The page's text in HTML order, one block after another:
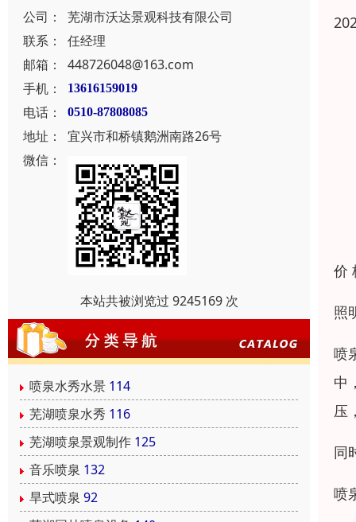
公司：
芜湖市沃达景观科技有限公司
联系：
任经理
邮箱：
448726048@163.com
手机：
13616159019
电话： 0510-87808085
地址：
宜兴市和桥镇鹅洲南路26号
微信：
本站共被浏览过 9245169 次
喷泉水秀水景 114
芜湖喷泉水秀 116
芜湖喷泉景观制作 125
音乐喷泉 132
旱式喷泉 92
价
照
喷
中
压
同
喷